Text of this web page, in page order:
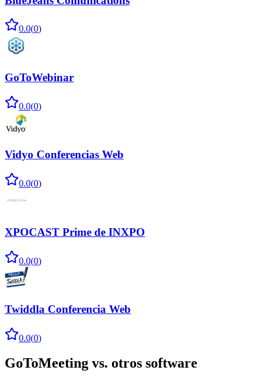
0.0(0)
GoToWebinar
0.0(0)
Vidyo Conferencias Web
0.0(0)
XPOCAST Prime de INXPO
0.0(0)
Twiddla Conferencia Web
0.0(0)
GoToMeeting vs. otros software